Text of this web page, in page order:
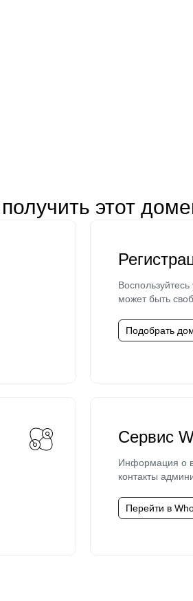
этот
может быть
Подобрать
Сервис
Информация о
контакты
Перейти в